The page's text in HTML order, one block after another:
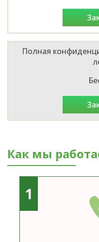
Полная
Как мы
1